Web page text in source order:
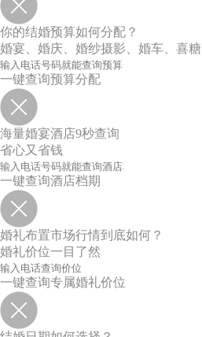
你的结婚预算如何分配？
婚宴、婚庆、婚纱摄影、婚车、喜糖
一键查询预算分配
海量婚宴酒店9秒查询
省心又省钱
一键查询酒店档期
婚礼布置市场行情到底如何？
婚礼价位一目了然
一键查询专属婚礼价位